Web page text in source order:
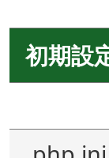
初期設